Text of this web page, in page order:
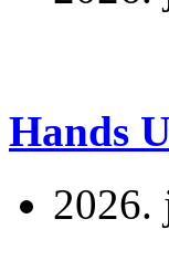
Hands
2026.